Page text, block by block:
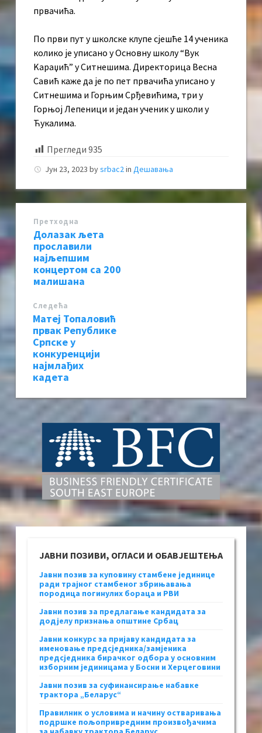
првачића.
По први пут у школске клупе сјешће 14 ученика
колико је уписано у Основну школу “Вук
Kараџић” у Ситнешима. Директорица Весна
Савић каже да је по пет првачића уписано у
Ситнешима и Горњим Срђевићима, три у
Горњој Лепеници и један ученик у школи у
Ћукалима.
Прегледи 935
Јун 23, 2023 bysrbac2in Дешавања
Претходна
Долазак љета
прославили
најљепшим
концертом са 200
малишана
Следећa
Матеј Топаловић
првак Републике
Српске у
конкуренцији
најмлађих
кадета
ЈАВНИ ПОЗИВИ, ОГЛАСИ И ОБАВЈЕШТЕЊА
Јавни позив за куповину стамбене јединице
ради трајног стамбеног збрињавања
породица погинулих бораца и РВИ
Јавни позив за предлагање кандидата за
додјелу признања општине Србац
Јавни конкурс за пријаву кандидата за
именовање предсједника/замјеника
предсједника бирачког одбора у основним
изборним јединицама у Босни и Херцеговини
Јавни позив за суфинансирање набавке
трактора „Беларус“
Правилник о условима и начину остваривања
подршке пољопривредним произвођачима